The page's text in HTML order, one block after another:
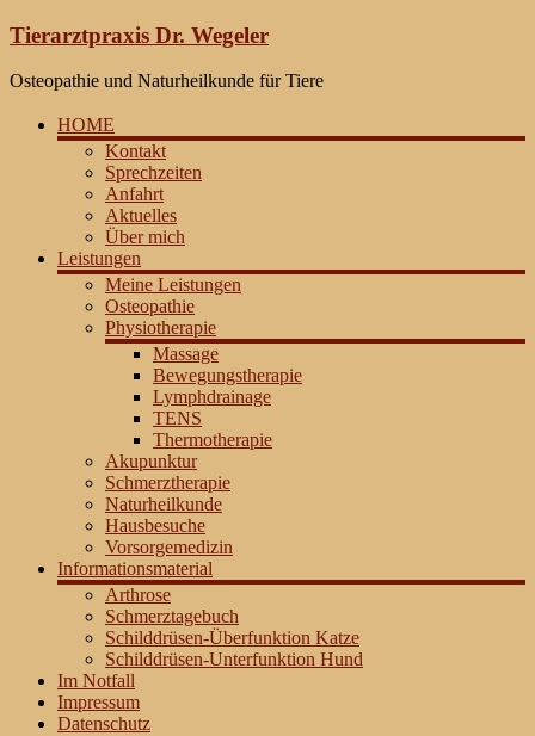
Zum
springen
Tierarztpraxis Dr. Wegeler
Osteopathie und Naturheilkunde für Tiere
HOME
Kontakt
Sprechzeiten
Anfahrt
Aktuelles
Über mich
Leistungen
Meine Leistungen
Osteopathie
Physiotherapie
Massage
Bewegungstherapie
Lymphdrainage
TENS
Thermotherapie
Akupunktur
Schmerztherapie
Naturheilkunde
Hausbesuche
Vorsorgemedizin
Informationsmaterial
Arthrose
Schmerztagebuch
Schilddrüsen-Überfunktion Katze
Schilddrüsen-Unterfunktion Hund
Im Notfall
Impressum
Datenschutz